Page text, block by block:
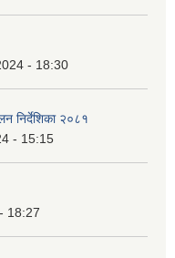
- 18:30
निर्देशिका २०८१
- 15:15
18:27